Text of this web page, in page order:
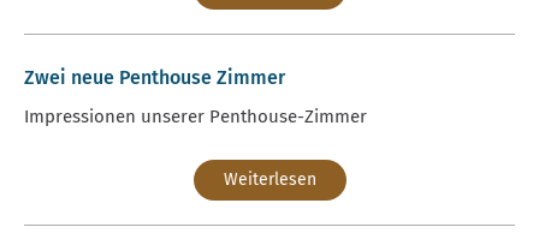
Zwei neue Penthouse Zimmer
Impressionen unserer Penthouse-Zimmer
Weiterlesen